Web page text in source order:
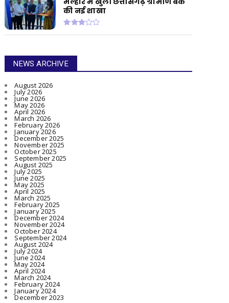
की नई शाखा
NEWS ARCHIVE
August 2026
July 2026
June 2026
May 2026
April 2026
March 2026
February 2026
January 2026
December 2025
November 2025
October 2025
September 2025
August 2025
July 2025
June 2025
May 2025
April 2025
March 2025
February 2025
January 2025
December 2024
November 2024
October 2024
September 2024
August 2024
July 2024
June 2024
May 2024
April 2024
March 2024
February 2024
January 2024
December 2023